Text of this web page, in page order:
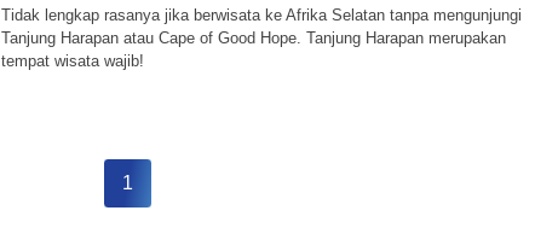
Tidak lengkap rasanya jika berwisata ke Afrika Selatan tanpa mengunjungi
Tanjung Harapan atau Cape of Good Hope. Tanjung Harapan merupakan
tempat wisata wajib!
1